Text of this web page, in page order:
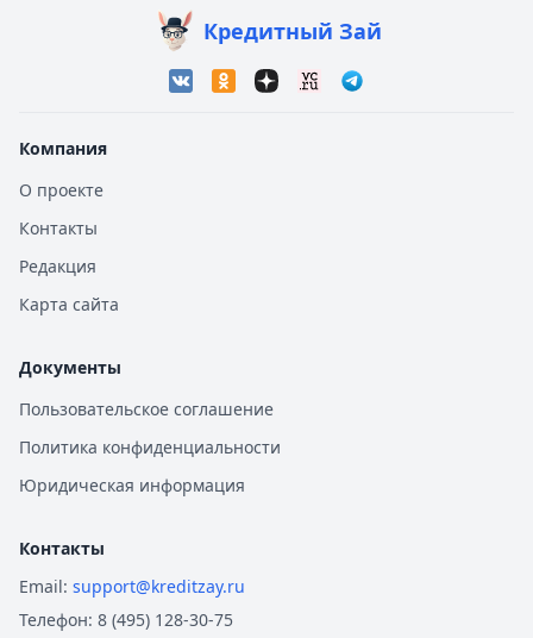
Кредитный Зай
Компания
О проекте
Контакты
Редакция
Карта сайта
Документы
Пользовательское соглашение
Политика конфиденциальности
Юридическая информация
Контакты
Email: support@kreditzay.ru
Телефон: 8 (495) 128-30-75